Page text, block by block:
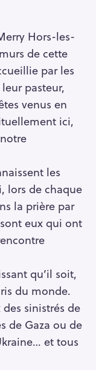
Hors-les-
de cette
par les
pasteur,
venus en
ici,
les
lors de chaque
la prière par
eux qui ont
qu’il soit,
du monde.
sinistrés de
de Gaza ou de
et tous